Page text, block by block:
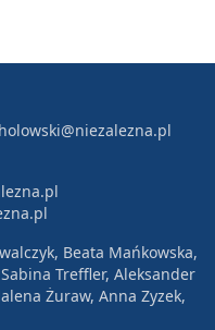
Beata Mańkowska,
Treffler, Aleksander
Żuraw, Anna Zyzek,